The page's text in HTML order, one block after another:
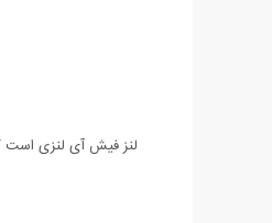
لنز فیش آی لنزی است که حداکثر زاویه دید را